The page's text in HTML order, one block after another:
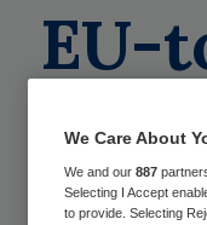
EU-
We Care About
We and our 887
Selecting I Accept
to provide. Selecting